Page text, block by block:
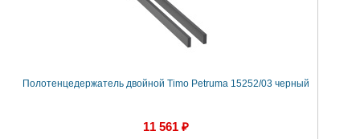
Полотенцедержатель двойной Timo Petruma 15252/03 черный
11 561 ₽